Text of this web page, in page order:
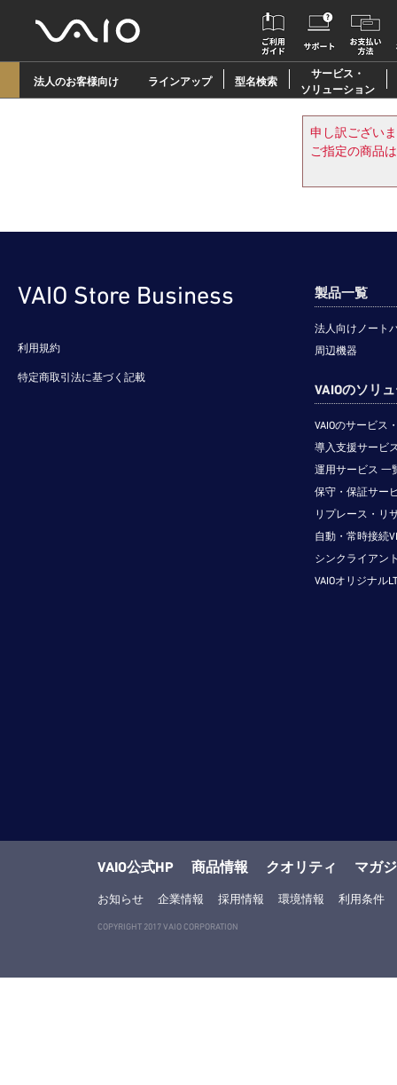
法人のお客様向け ラインアップ 型名検索
サービス・
ソリューション
申し訳ござい
ご指定の商品
VAIO Store Business
利用規約
特定商取引法に基づく記載
製品一覧
法人向けノート
周辺機器
VAIOのソリ
VAIOのサービス
導入支援サービ
運用サービス 一
保守・保証サー
リプレース・リ
自動・常時接続
シンクライアン
VAIOオリジナル
VAIO公式HP 商品情報 クオリティ マガ
お知らせ 企業情報 採用情報 環境情報 利用条件
COPYRIGHT 2017 VAIO CORPORATION